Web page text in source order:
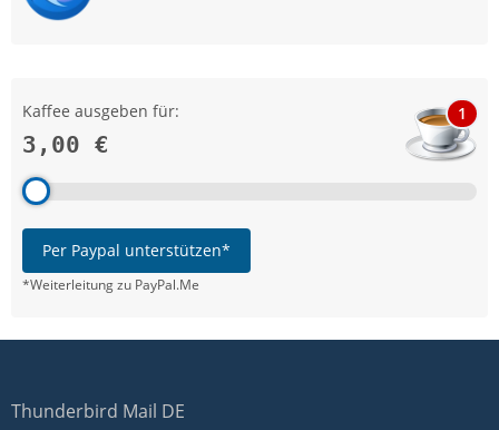
Kaffee ausgeben für:
3,00 €
1
Per Paypal unterstützen*
*Weiterleitung zu PayPal.Me
Thunderbird Mail DE